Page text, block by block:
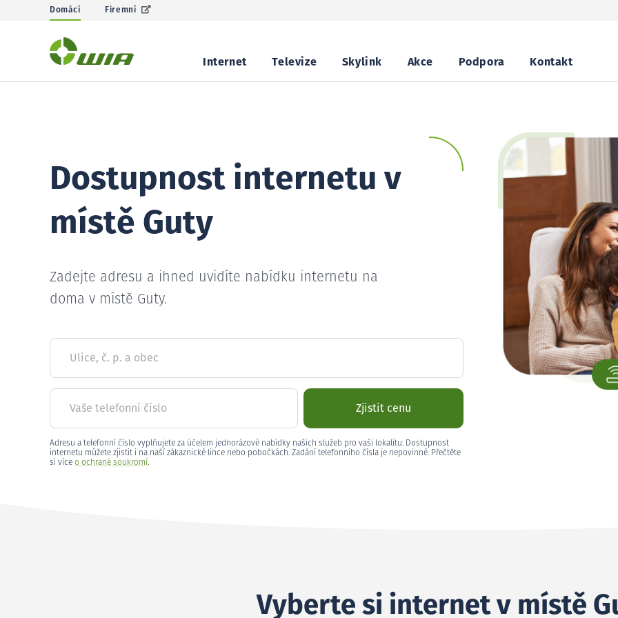
Domácí Firemní
Internet Televize Skylink Akce Podpora Kontakt
Dostupnost internetu v
místě Guty
Zadejte adresu a ihned uvidíte nabídku internetu na
doma v místě Guty.
Ulice, č. p. a obec
Vaše telefonní číslo Zjistit cenu
Adresu a telefonní číslo vyplňujete za účelem jednorázové nabídky našich služeb pro vaši lokalitu. Dostupnost
internetu můžete zjistit i na naší zákaznické lince nebo pobočkách. Zadání telefonního čísla je nepovinné. Přečtěte
si více o ochraně soukromí.
Vyberte si internet v místě